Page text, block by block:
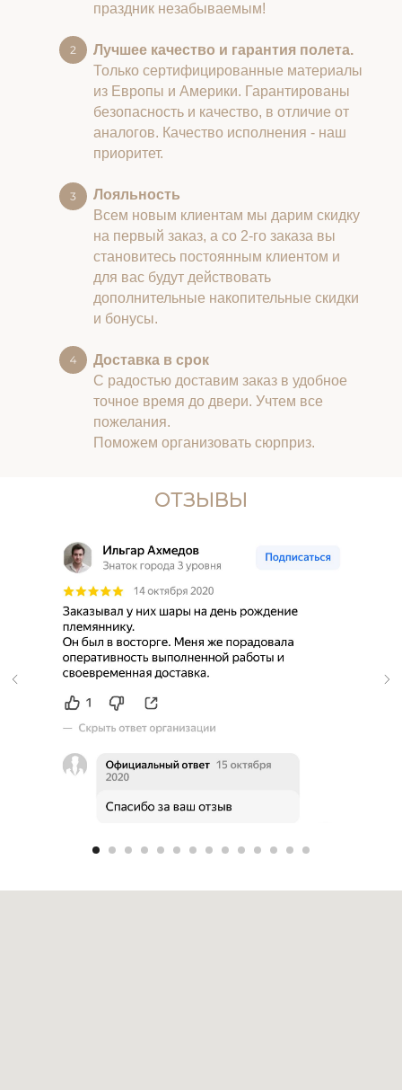
праздник незабываемым!
Лучшее качество и гарантия полета.
Только сертифицированные материалы
из Европы и Америки. Гарантированы
безопасность и качество, в отличие от
аналогов. Качество исполнения - наш
приоритет.
Лояльность
Всем новым клиентам мы дарим скидку
на первый заказ, а со 2-го заказа вы
становитесь постоянным клиентом и
для вас будут действовать
дополнительные накопительные скидки
и бонусы.
Доставка в срок
С радостью доставим заказ в удобное
точное время до двери. Учтем все
пожелания.
Поможем организовать сюрприз.
ОТЗЫВЫ